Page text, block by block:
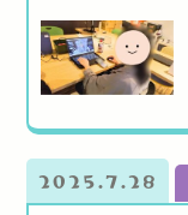
2025.7.28